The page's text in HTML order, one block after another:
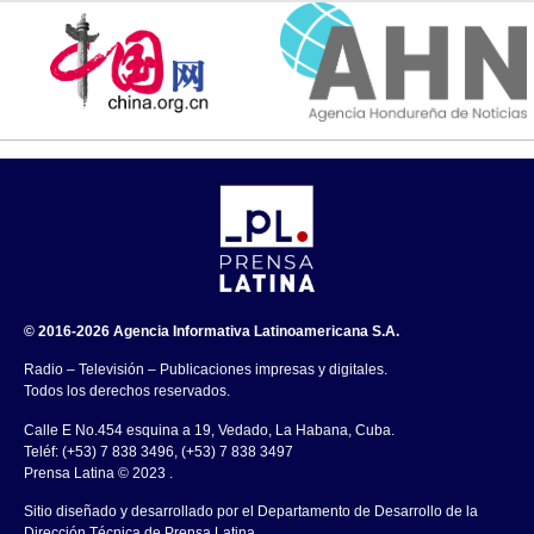
© 2016-2026 Agencia Informativa Latinoamericana S.A.
Radio – Televisión – Publicaciones impresas y digitales.
Todos los derechos reservados.
Calle E No.454 esquina a 19, Vedado, La Habana, Cuba.
Teléf: (+53) 7 838 3496, (+53) 7 838 3497
Prensa Latina © 2023 .
Sitio diseñado y desarrollado por el Departamento de Desarrollo de la